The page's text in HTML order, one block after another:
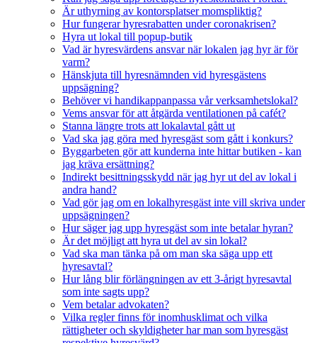
Är uthyrning av kontorsplatser momspliktig?
Hur fungerar hyresrabatten under coronakrisen?
Hyra ut lokal till popup-butik
Vad är hyresvärdens ansvar när lokalen jag hyr är för
varm?
Hänskjuta till hyresnämnden vid hyresgästens
uppsägning?
Behöver vi handikappanpassa vår verksamhetslokal?
Vems ansvar för att åtgärda ventilationen på cafét?
Stanna längre trots att lokalavtal gått ut
Vad ska jag göra med hyresgäst som gått i konkurs?
Byggarbeten gör att kunderna inte hittar butiken - kan
jag kräva ersättning?
Indirekt besittningsskydd när jag hyr ut del av lokal i
andra hand?
Vad gör jag om en lokalhyresgäst inte vill skriva under
uppsägningen?
Hur säger jag upp hyresgäst som inte betalar hyran?
Är det möjligt att hyra ut del av sin lokal?
Vad ska man tänka på om man ska säga upp ett
hyresavtal?
Hur lång blir förlängningen av ett 3-årigt hyresavtal
som inte sagts upp?
Vem betalar advokaten?
Vilka regler finns för inomhusklimat och vilka
rättigheter och skyldigheter har man som hyresgäst